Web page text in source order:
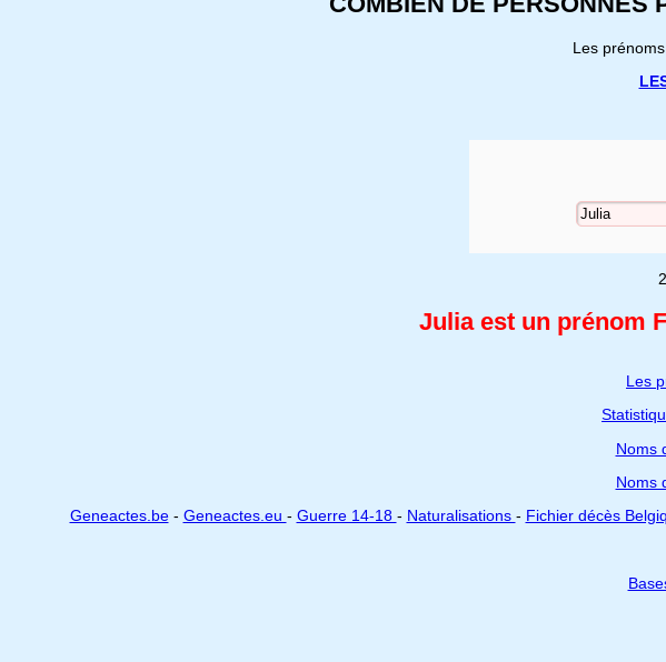
Les
Julia est un prénom
Les
Noms
Noms
Geneactes.be- Geneactes.eu - Guerre 14-18 - Naturalisations - Fichier décès